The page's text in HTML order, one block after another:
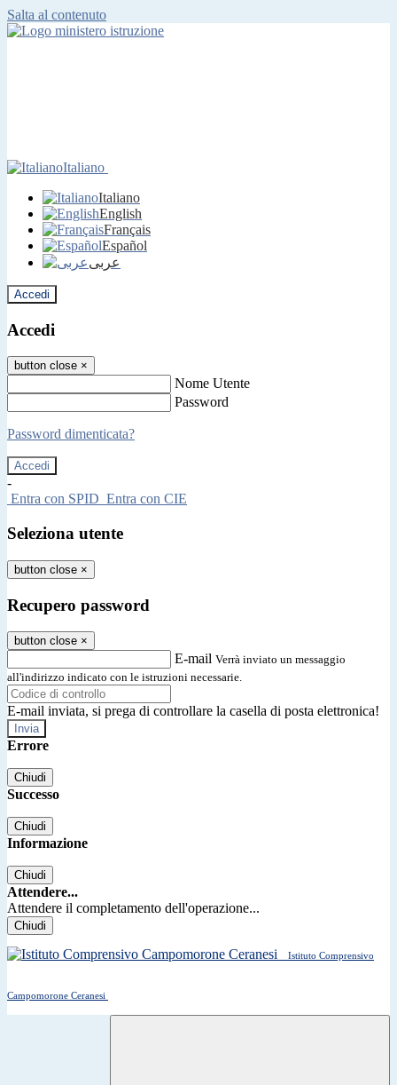
Salta al contenuto
Italiano
Italiano
English
Français
Español
عربى
Accedi
Accedi
button close ×
Nome Utente
Password
Password dimenticata?
-
Entra con SPID Entra con CIE
Seleziona utente
button close ×
Recupero password
button close ×
E-mail Verrà inviato un messaggio
all'indirizzo indicato con le istruzioni necessarie.
E-mail inviata, si prega di controllare la casella di posta elettronica!
Errore
Chiudi
Successo
Chiudi
Informazione
Chiudi
Attendere...
Attendere il completamento dell'operazione...
Chiudi
Istituto Comprensivo
Campomorone Ceranesi